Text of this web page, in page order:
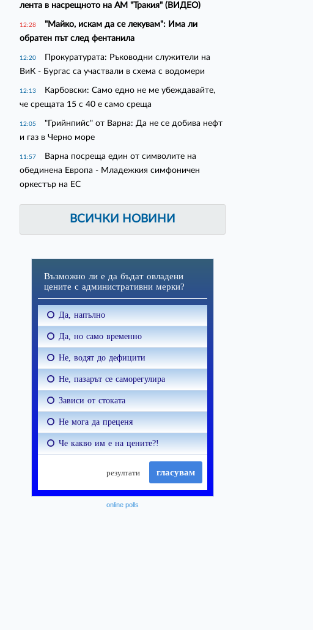
лента в насрещното на АМ "Тракия" (ВИДЕО)
12:28
"Майко, искам да се лекувам": Има ли
обратен път след фентанила
12:20
Прокуратурата: Ръководни служители на
ВиК - Бургас са участвали в схема с водомери
12:13
Карбовски: Само едно не ме убеждавайте,
че срещата 15 с 40 е само среща
12:05
"Грийнпийс" от Варна: Да не се добива нефт
и газ в Черно море
11:57
Варна посреща един от символите на
обединена Европа - Младежкия симфоничен
оркестър на ЕС
ВСИЧКИ НОВИНИ
online polls